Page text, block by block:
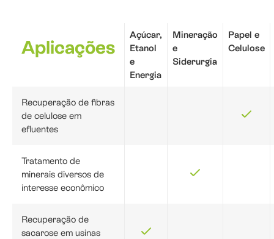
Aplicações
Açúcar,
Etanol
e
Energia
Mineração
e
Siderurgia
Papel e
Celulose
Recuperação de fibras
de celulose em
efluentes
Tratamento de
minerais diversos de
interesse econômico
Recuperação de
sacarose em usinas